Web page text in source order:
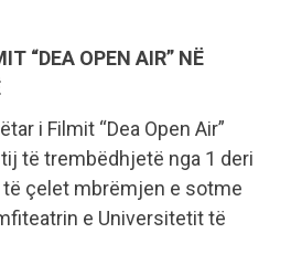
“DEA OPEN AIR” NË
i Filmit “Dea Open Air”
të trembëdhjetë nga 1 deri
të çelet mbrëmjen e sotme
e Universitetit të